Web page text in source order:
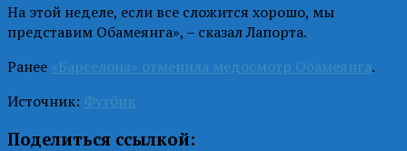
На этой неделе, если все сложится хорошо, мы
представим Обамеянга», – сказал Лапорта.
Ранее «Барселона» отменила медосмотр Обамеянга.
Источник: Футбик
Поделиться ссылкой: